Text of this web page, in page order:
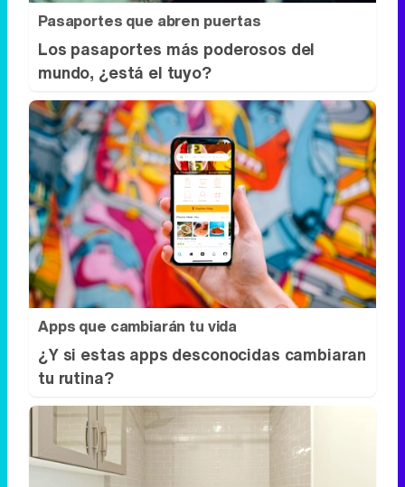
Pasaportes que abren puertas
Los pasaportes más poderosos del
mundo, ¿está el tuyo?
Apps que cambiarán tu vida
¿Y si estas apps desconocidas cambiaran
tu rutina?